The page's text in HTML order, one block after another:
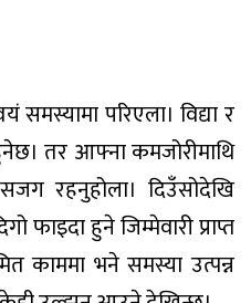
समस्यामा परिएला। विद्या र
तर आफ्ना कमजोरीमाथि
रहनुहोला। दिउँसोदेखि
फाइदा हुने जिम्मेवारी प्राप्त
काममा भने समस्या उत्पन्न